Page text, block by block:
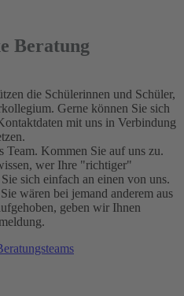
Beratung
die Schülerinnen und Schüler,
Gerne können Sie sich
mit uns in Verbindung
Team. Kommen Sie auf uns zu.
wer Ihre "richtiger"
sich einfach an einen von uns.
wären bei jemand anderem aus
geben wir Ihnen